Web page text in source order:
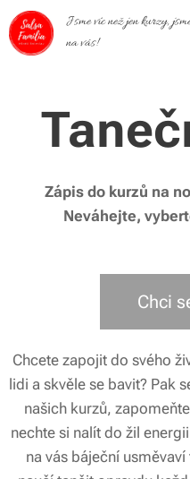
Jsme víc než jen kurzy,
na vás!
Zápis do kurzů na
Neváhejte,
Chci
Chcete zapojit do svého
lidi a skvěle se bavit? Pak
našich kurzů,
nechte si nalít do žil
na vás báječní